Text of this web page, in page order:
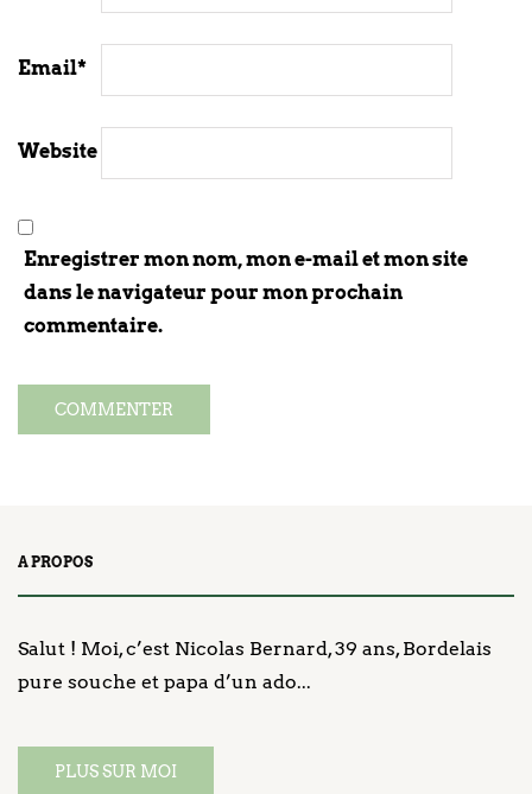
Email*
Website
Enregistrer mon nom, mon e-mail et mon site
dans le navigateur pour mon prochain
commentaire.
A PROPOS
Salut ! Moi, c’est Nicolas Bernard, 39 ans, Bordelais
pure souche et papa d’un ado...
PLUS SUR MOI